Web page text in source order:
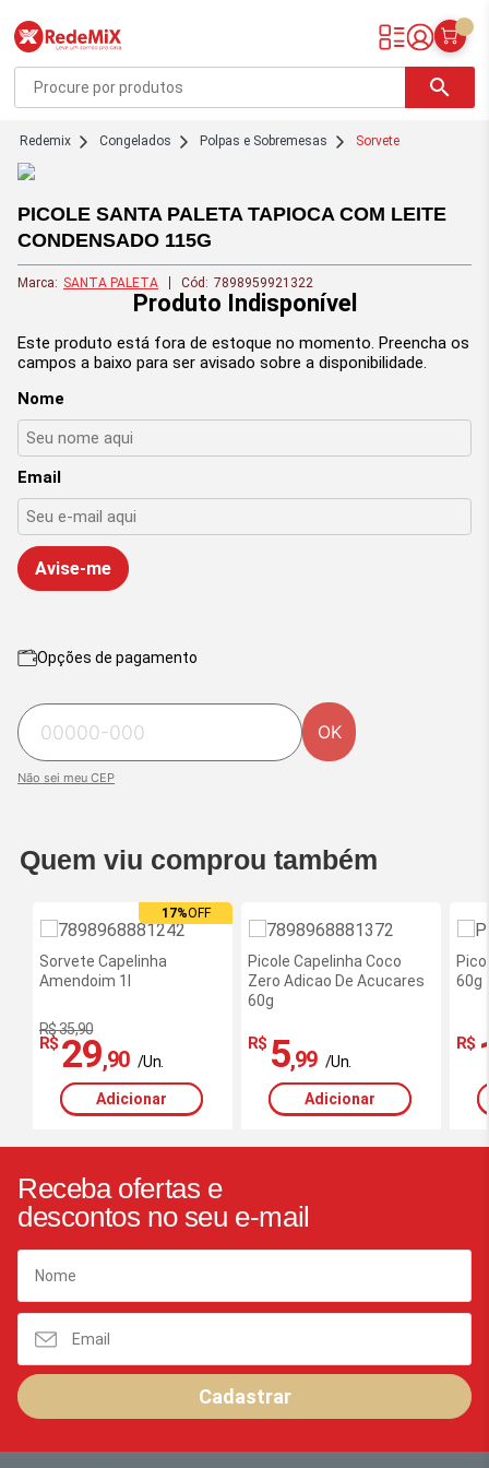
Redemix – Supermercado Online
search
redemix Congelados Polpas e Sobremesas Sorvete
PICOLE SANTA PALETA TAPIOCA COM LEITE
CONDENSADO 115G
Marca: SANTA PALETA Cód: 7898959921322
Produto Indisponível
Este produto está fora de estoque no momento. Preencha os
campos a baixo para ser avisado sobre a disponibilidade.
Nome
Email
Avise-me
Opções de pagamento
OK
Não sei meu CEP
Quem viu comprou também
17%OFF
Sorvete Capelinha
Amendoim 1l
R$ 35,90
R$ 29,90 /Un.
Adicionar
Picole Capelinha Coco
Zero Adicao De Acucares
60g
R$ 5,99 /Un.
Adicionar
60g
R$
Receba ofertas e
descontos no seu e-mail
Cadastrar